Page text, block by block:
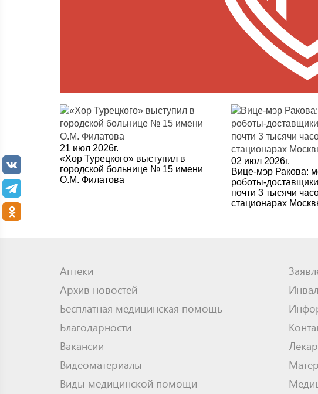
21 июл 2026г.
«Хор Турецкого» выступил в
городской больнице № 15 имени
О.М. Филатова
02 июл 2026г.
Вице-мэр Ракова:
роботы-
почти 3 тысячи
стационарах
Аптеки
Архив новостей
Бесплатная медицинская помощь
Благодарности
Вакансии
Видеоматериалы
Виды медицинской помощи